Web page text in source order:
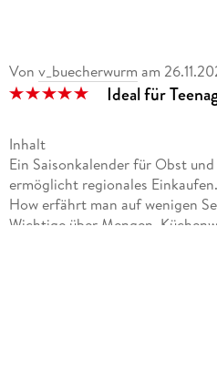
Von v_buecherwurm am
Ideal für
Inhalt
Ein Saisonkalender für Obst
ermöglicht regionales
How erfährt man auf wenigen
Wichtige über Mengen,